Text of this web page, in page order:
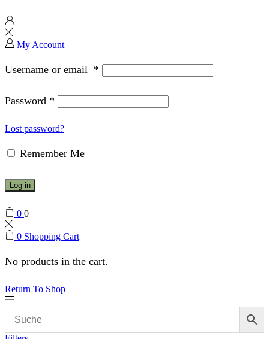
My Account
Username or email *
Password *
Lost password?
Remember Me
Log in
0 0
0 Shopping Cart
No products in the cart.
Return To Shop